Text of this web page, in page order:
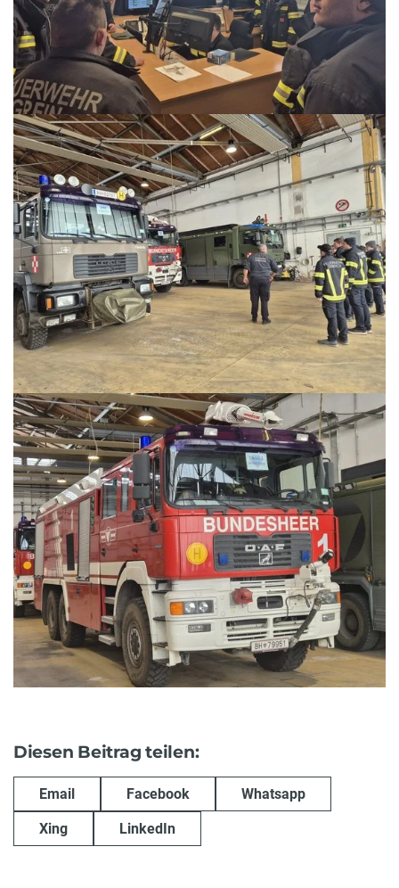
Diesen Beitrag teilen:
Email Facebook Whatsapp
Xing LinkedIn